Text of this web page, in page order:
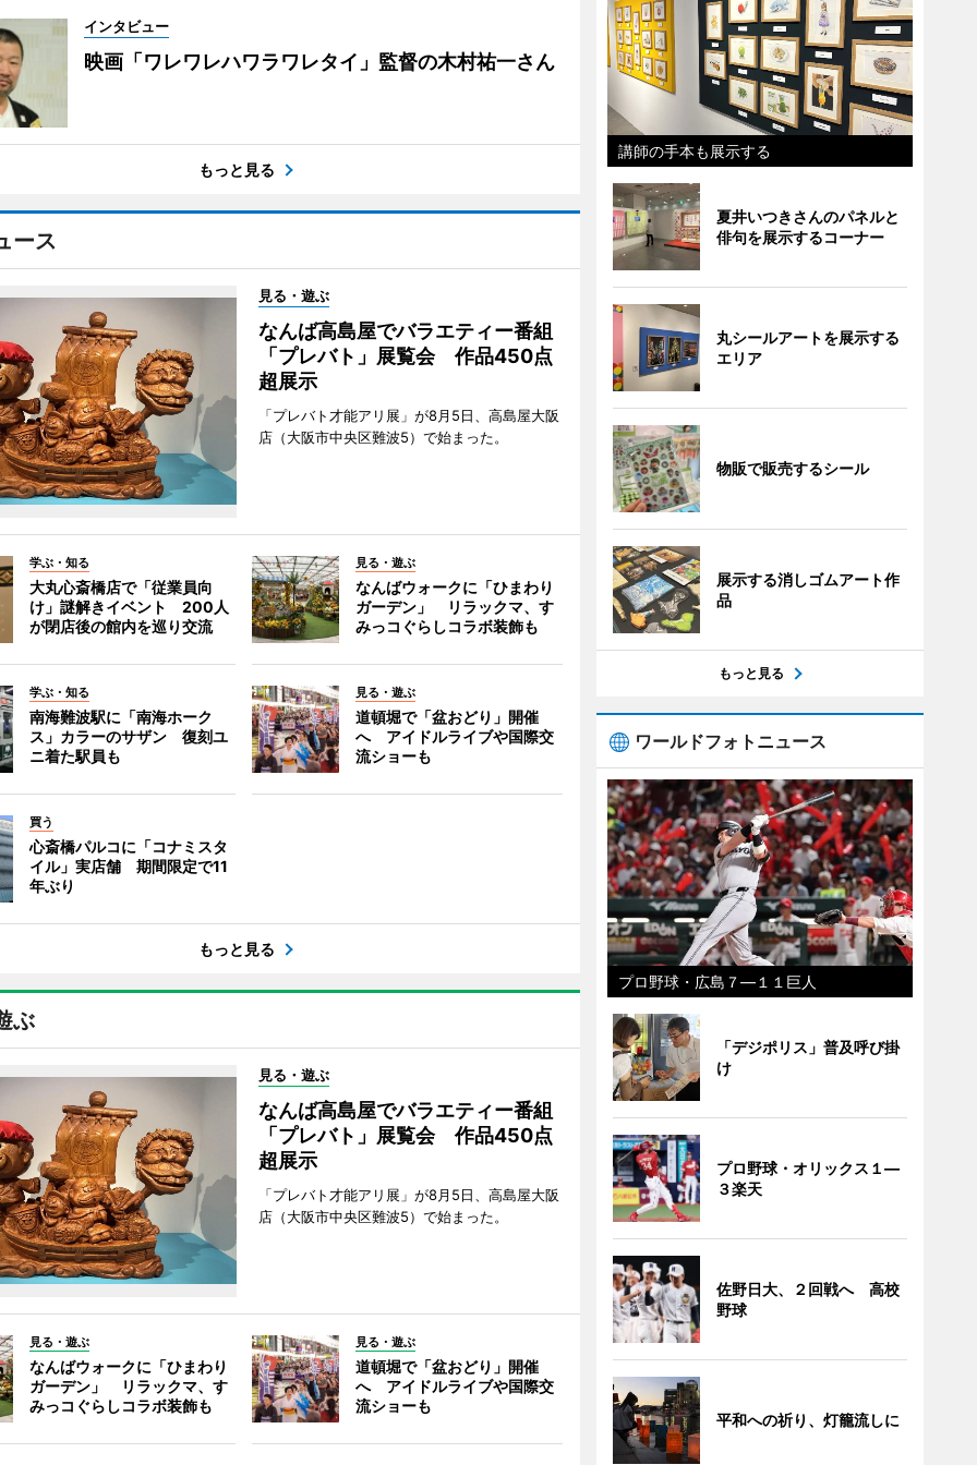
インタビュー
映画「ワレワレハワラワレタイ」監督の木村祐一さん
もっと見る
ース
見る・遊ぶ
なんば高島屋でバラエティー番組
「プレバト」展覧会 作品450点
超展示
「プレバト才能アリ展」が8月5日、高島屋大阪
店（大阪市中央区難波5）で始まった。
学ぶ・知る
大丸心斎橋店で「従業員向
け」謎解きイベント 200人
が閉店後の館内を巡り交流
見る・遊ぶ
なんばウォークに「ひまわり
ガーデン」 リラックマ、す
みっコぐらしコラボ装飾も
学ぶ・知る
南海難波駅に「南海ホーク
ス」カラーのサザン 復刻ユ
ニ着た駅員も
見る・遊ぶ
道頓堀で「盆おどり」開催
へ アイドルライブや国際交
流ショーも
買う
心斎橋パルコに「コナミスタ
イル」実店舗 期間限定で11
年ぶり
もっと見る
ぶ
見る・遊ぶ
なんば高島屋でバラエティー番組
「プレバト」展覧会 作品450点
超展示
「プレバト才能アリ展」が8月5日、高島屋大阪
店（大阪市中央区難波5）で始まった。
見る・遊ぶ
なんばウォークに「ひまわり
ガーデン」 リラックマ、す
みっコぐらしコラボ装飾も
見る・遊ぶ
道頓堀で「盆おどり」開催
へ アイドルライブや国際交
流ショーも
講師の手本も展示する
夏井いつきさんのパネルと
俳句を展示するコーナー
丸シールアートを展示する
エリア
物販で販売するシール
展示する消しゴムアート作
品
もっと見る
ワールドフォトニュース
プロ野球・広島７―１１巨人
「デジポリス」普及呼び掛
け
プロ野球・オリックス１―
３楽天
佐野日大、２回戦へ 高校
野球
平和への祈り、灯籠流しに